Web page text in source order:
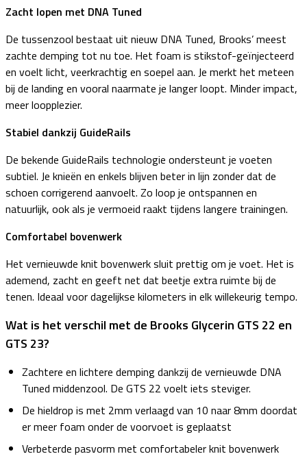
Zacht lopen met DNA Tuned
De tussenzool bestaat uit nieuw DNA Tuned, Brooks’ meest
zachte demping tot nu toe. Het foam is stikstof-geïnjecteerd
en voelt licht, veerkrachtig en soepel aan. Je merkt het meteen
bij de landing en vooral naarmate je langer loopt. Minder impact,
meer loopplezier.
Stabiel dankzij GuideRails
De bekende GuideRails technologie ondersteunt je voeten
subtiel. Je knieën en enkels blijven beter in lijn zonder dat de
schoen corrigerend aanvoelt. Zo loop je ontspannen en
natuurlijk, ook als je vermoeid raakt tijdens langere trainingen.
Comfortabel bovenwerk
Het vernieuwde knit bovenwerk sluit prettig om je voet. Het is
ademend, zacht en geeft net dat beetje extra ruimte bij de
tenen. Ideaal voor dagelijkse kilometers in elk willekeurig tempo.
Wat is het verschil met de Brooks Glycerin GTS 22 en
GTS 23?
Zachtere en lichtere demping dankzij de vernieuwde DNA
Tuned middenzool. De GTS 22 voelt iets steviger.
De hieldrop is met 2mm verlaagd van 10 naar 8mm doordat
er meer foam onder de voorvoet is geplaatst
Verbeterde pasvorm met comfortabeler knit bovenwerk